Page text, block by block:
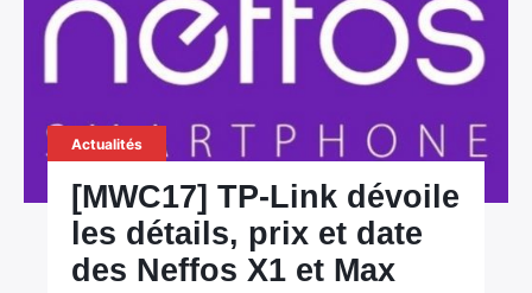
Actualités
[MWC17] TP-Link dévoile
les détails, prix et date
des Neffos X1 et Max